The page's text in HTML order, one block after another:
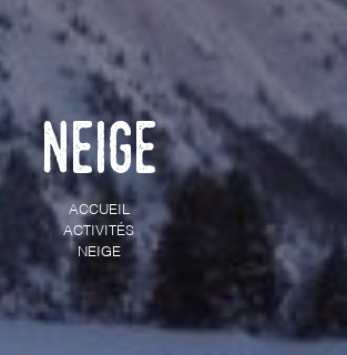
Neige
ACCUEIL
ACTIVITÉS
NEIGE